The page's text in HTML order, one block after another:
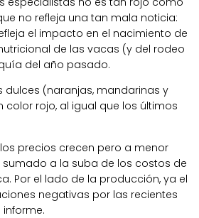
no refleja una tan mala noticia:
el impacto en el nacimiento de
de las vacas (y del rodeo
del año pasado.
dulces (naranjas, mandarinas y
rojo, al igual que los últimos
precios crecen pero a menor
sumado a la suba de los costos de
Por el lado de la producción, ya el
negativas por las recientes
informe.